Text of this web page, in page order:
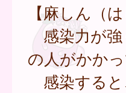
【麻しん（
感染力が強
の人がかか
感染すると